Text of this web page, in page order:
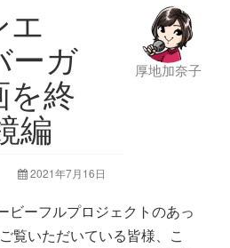
エ
ーガ
を終
編
2021年7月16日
厚地加奈子
ビーフルプロジェクトのあっ
覧いただいている皆様、こ